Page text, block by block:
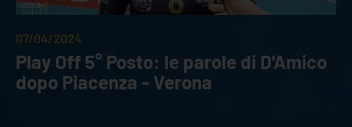
07/04/2024
Play Off 5° Posto: le parole di D'Amico
dopo Piacenza - Verona